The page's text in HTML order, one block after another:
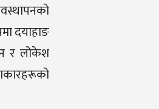
दयाहाङ
र लोकेश